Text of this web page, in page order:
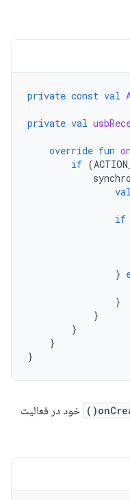
private const val
private val
override fun
if (
val
if
}
}
}
}
}
}
خود در فعالیت